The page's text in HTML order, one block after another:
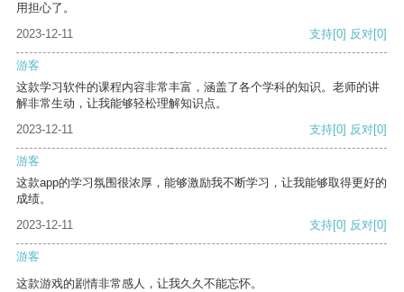
用担心了。
2023-12-11
支持[0] 反对[0]
游客
这款学习软件的课程内容非常丰富，涵盖了各个学科的知识。老师的讲
解非常生动，让我能够轻松理解知识点。
2023-12-11
支持[0] 反对[0]
游客
这款app的学习氛围很浓厚，能够激励我不断学习，让我能够取得更好的
成绩。
2023-12-11
支持[0] 反对[0]
游客
这款游戏的剧情非常感人，让我久久不能忘怀。